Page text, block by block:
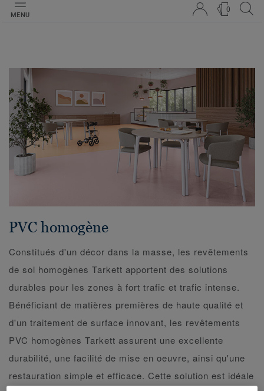
MENU
0
PVC homogène
Constitués d'un décor dans la masse, les revêtements
de sol homogènes Tarkett apportent des solutions
durables pour les zones à fort trafic et trafic intense.
Bénéficiant de matières premières de haute qualité et
d'un traitement de surface innovant, les revêtements
PVC homogènes Tarkett assurent une excellente
durabilité, une facilité de mise en oeuvre, ainsi qu'une
restauration simple et efficace. Cette solution est idéale